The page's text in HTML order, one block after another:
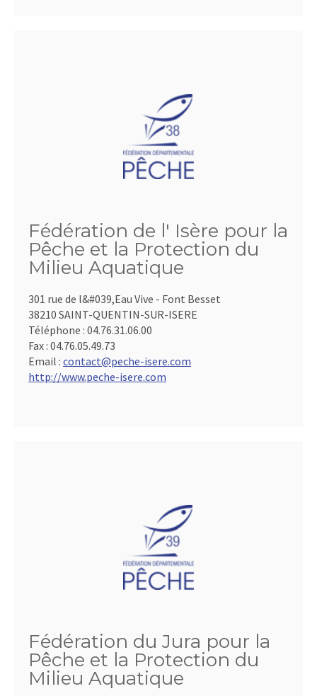
Fédération de l' Isère pour la
Pêche et la Protection du
Milieu Aquatique
301 rue de l&#039,Eau Vive - Font Besset
38210 SAINT-QUENTIN-SUR-ISERE
Téléphone : 04.76.31.06.00
Fax : 04.76.05.49.73
Email : contact@peche-isere.com
http://www.peche-isere.com
Fédération du Jura pour la
Pêche et la Protection du
Milieu Aquatique